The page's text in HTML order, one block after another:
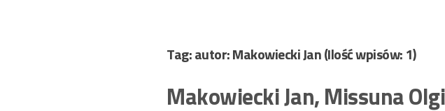
Tag: autor: Makowiecki Jan(Ilość wpisów: 1)
Makowiecki Jan, Missuna